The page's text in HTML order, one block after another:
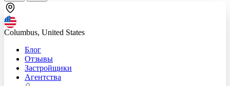
Columbus, United States
Блог
Отзывы
Застройщики
Агентства